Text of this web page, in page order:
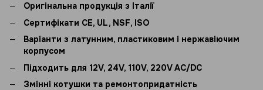
Оригінальна продукція з Італії
Сертифікати CE, UL, NSF, ISO
Варіанти з латунним, пластиковим і нержавіючим
корпусом
Підходить для 12V, 24V, 110V, 220V AC/DC
Змінні котушки та ремонтопридатність